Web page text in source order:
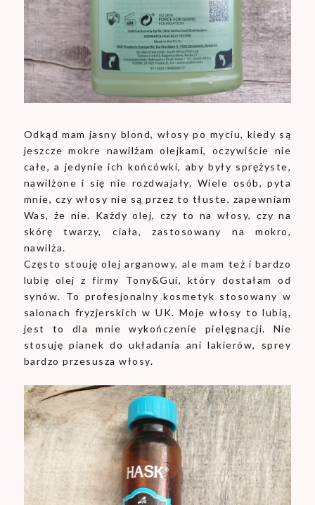
Odkąd mam jasny blond, włosy po myciu, kiedy są
jeszcze mokre nawilżam olejkami, oczywiście nie
całe, a jedynie ich końcówki, aby były sprężyste,
nawilżone i się nie rozdwajały. Wiele osób, pyta
mnie, czy włosy nie są przez to tłuste, zapewniam
Was, że nie. Każdy olej, czy to na włosy, czy na
skórę twarzy, ciała, zastosowany na mokro,
nawilża.
Często stouję olej arganowy, ale mam też i bardzo
lubię olej z firmy Tony&Gui, który dostałam od
synów. To profesjonalny kosmetyk stosowany w
salonach fryzjerskich w UK. Moje włosy to lubią,
jest to dla mnie wykończenie pielęgnacji. Nie
stosuję pianek do układania ani lakierów, sprey
bardzo przesusza włosy.